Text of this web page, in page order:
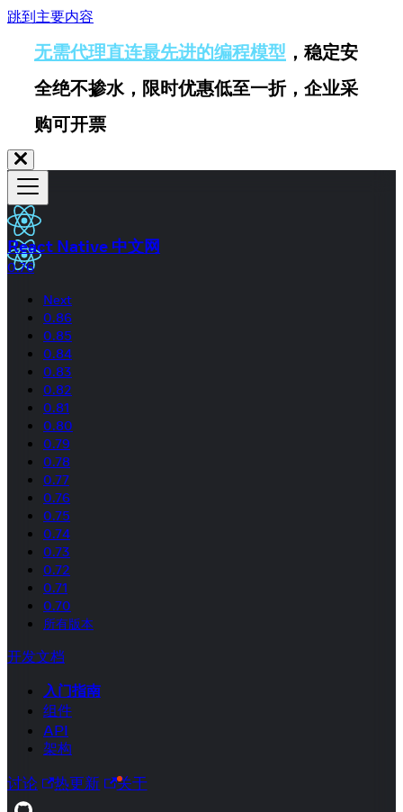
跳到主要内容
无需代理直连最先进的编程模型 ，稳定安
全绝不掺水，限时优惠低至一折，企业采
购可开票
React Native 中文网
0.76
Next
0.86
0.85
0.84
0.83
0.82
0.81
0.80
0.79
0.78
0.77
0.76
0.75
0.74
0.73
0.72
0.71
0.70
所有版本
开发文档
入门指南
组件
API
架构
讨论 热更新 关于